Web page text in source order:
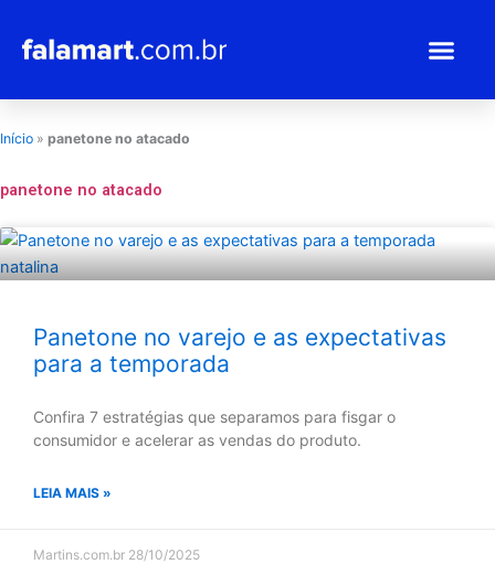
para
Início » panetone no atacado
panetone no atacado
Panetone no varejo e as expectativas
para a temporada
Confira 7 estratégias que separamos para fisgar o
consumidor e acelerar as vendas do produto.
LEIA MAIS »
Martins.com.br 28/10/2025